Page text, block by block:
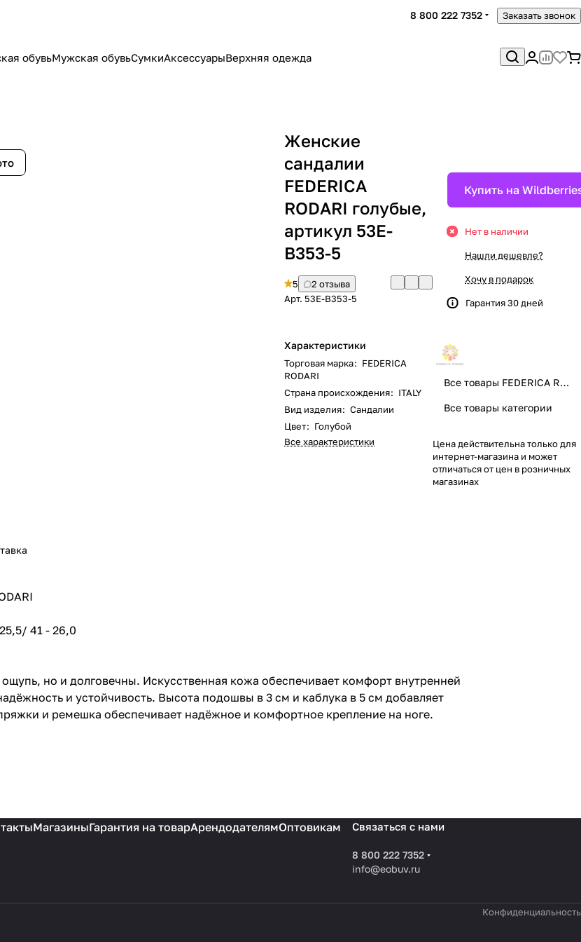
8 800 222 7352 Заказать звонок
обувьМужская обувьСумкиАксессуарыВерхняя одежда
Женские
сандалии
FEDERICA
RODARI голубые,
артикул 53E-
B353-5
5
2 отзыва
Арт. 53E-B353-5
Характеристики
Торговая марка: FEDERICA
RODARI
Страна происхождения: ITALY
Вид изделия: Сандалии
Цвет: Голубой
Все характеристики
Купить на
Нет в наличии
Нашли дешевле?
Хочу в подарок
Гарантия 30 дней
Все товары FEDERICA RODARI
Все товары категории
Цена действительна только для
интернет-магазина и может
отличаться от цен в розничных
магазинах
41 - 26,0
но и долговечны. Искусственная кожа обеспечивает комфорт внутренней
и устойчивость. Высота подошвы в 3 см и каблука в 5 см добавляет
и ремешка обеспечивает надёжное и комфортное крепление на ноге.
МагазиныГарантия на товарАрендодателямОптовикам
Связаться с нами
8 800 222 7352
info@eobuv.ru
Конфиденциальность